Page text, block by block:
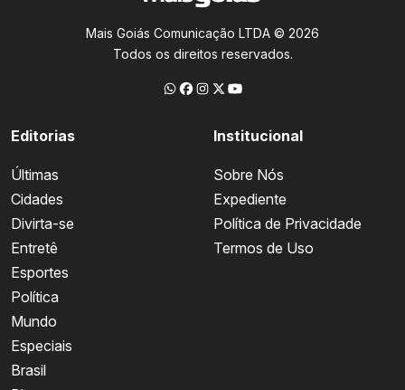
Mais Goiás Comunicação LTDA © 2026
Todos os direitos reservados.
Editorias
Últimas
Cidades
Divirta-se
Entretê
Esportes
Política
Mundo
Especiais
Brasil
Institucional
Sobre Nós
Expediente
Política de Privacidade
Termos de Uso